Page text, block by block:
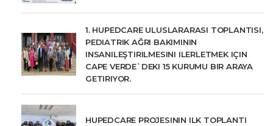
1. HUPEDCARE ULUSLARARASI TOPLANTISI,
PEDIATRIK AĞRI BAKIMININ
INSANILEŞTIRILMESINI ILERLETMEK IÇIN
CAPE VERDE`DEKI 15 KURUMU BIR ARAYA
GETIRIYOR.
HUPEDCARE PROJESININ ILK TOPLANTI